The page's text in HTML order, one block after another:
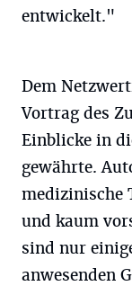
entwickelt."
Dem
Vortrag des
Einblicke in
gewährte.
medizinische
und kaum
sind nur
anwesenden